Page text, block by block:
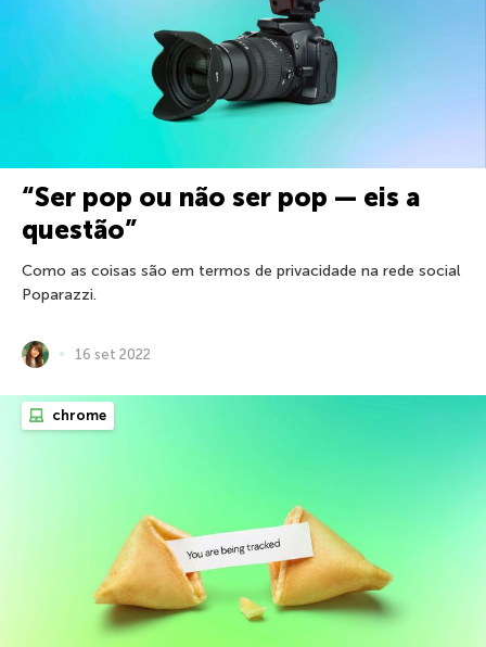
“Ser pop ou não ser pop — eis a
questão”
Como as coisas são em termos de privacidade na rede social
Poparazzi.
16 set 2022
chrome